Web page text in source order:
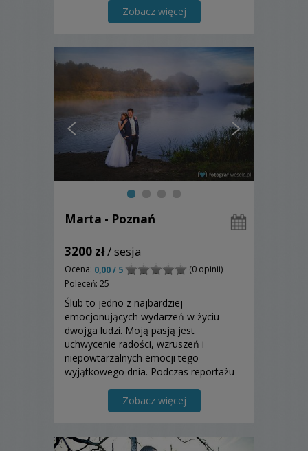
Zobacz więcej
Marta - Poznań
3200 zł/ sesja
Ocena: 0,00 / 5
(0 opinii)
Poleceń: 25
Ślub to jedno z najbardziej
emocjonujących wydarzeń w życiu
dwojga ludzi. Moją pasją jest
uchwycenie radości, wzruszeń i
niepowtarzalnych emocji tego
wyjątkowego dnia. Podczas reportażu
Mieszkam w Poznaniu, fotografuję w
Polsce i zagranicą.
Zobacz więcej